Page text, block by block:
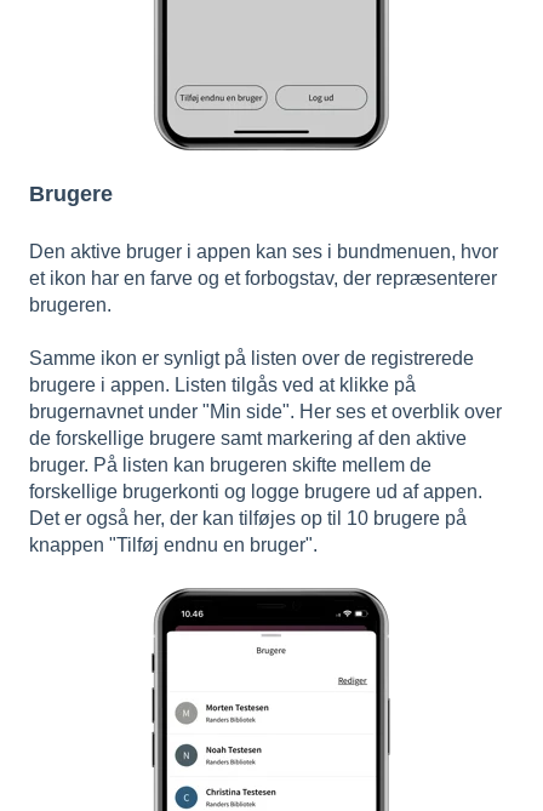
Brugere
Den aktive bruger i appen kan ses i bundmenuen, hvor
et ikon har en farve og et forbogstav, der repræsenterer
brugeren.
Samme ikon er synligt på listen over de registrerede
brugere i appen. Listen tilgås ved at klikke på
brugernavnet under "Min side". Her ses et overblik over
de forskellige brugere samt markering af den aktive
bruger. På listen kan brugeren skifte mellem de
forskellige brugerkonti og logge brugere ud af appen.
Det er også her, der kan tilføjes op til 10 brugere på
knappen "Tilføj endnu en bruger".